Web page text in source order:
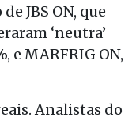
JBS ON, que
‘neutra’
e MARFRIG ON,
Analistas do